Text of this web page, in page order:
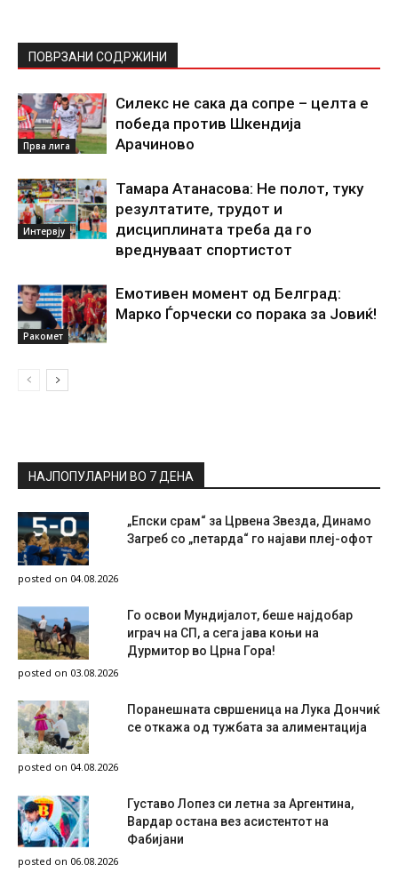
ПОВРЗАНИ СОДРЖИНИ
Прва лига
Силекс не сака да сопре – целта е
победа против Шкендија
Арачиново
Интервју
Тамара Атанасова: Не полот, туку
резултатите, трудот и
дисциплината треба да го
вреднуваат спортистот
Ракомет
Емотивен момент од Белград:
Марко Ѓорчески со порака за Јовиќ!
НАЈПОПУЛАРНИ ВО 7 ДЕНА
„Епски срам“ за Црвена Звезда, Динамо
Загреб со „петарда“ го најави плеј-офот
posted on 04.08.2026
Го освои Мундијалот, беше најдобар
играч на СП, а сега јава коњи на
Дурмитор во Црна Гора!
posted on 03.08.2026
Поранешната свршеница на Лука Дончиќ
се откажа од тужбата за алиментација
posted on 04.08.2026
Густаво Лопез си летна за Аргентина,
Вардар остана вез асистентот на
Фабијани
posted on 06.08.2026